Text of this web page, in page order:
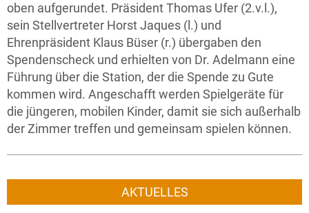
oben aufgerundet. Präsident Thomas Ufer (2.v.l.),
sein Stellvertreter Horst Jaques (l.) und
Ehrenpräsident Klaus Büser (r.) übergaben den
Spendenscheck und erhielten von Dr. Adelmann eine
Führung über die Station, der die Spende zu Gute
kommen wird. Angeschafft werden Spielgeräte für
die jüngeren, mobilen Kinder, damit sie sich außerhalb
der Zimmer treffen und gemeinsam spielen können.
AKTUELLES